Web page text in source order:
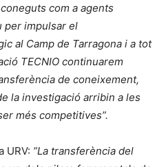
com a agents
per impulsar el
al Camp de Tarragona i a tot
TECNIO continuarem
de coneixement,
la investigació arribin a les
més competitives”.
URV: ”La transferència del